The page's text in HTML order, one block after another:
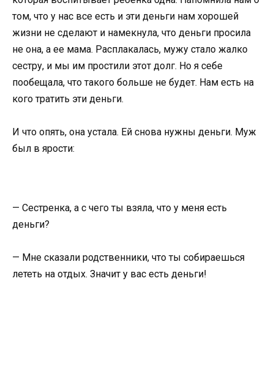
том, что у нас все есть и эти деньги нам хорошей
жизни не сделают и намекнула, что деньги просила
не она, а ее мама. Расплакалась, мужу стало жалко
сестру, и мы им простили этот долг. Но я себе
пообещала, что такого больше не будет. Нам есть на
кого тратить эти деньги.
И что опять, она устала. Ей снова нужны деньги. Муж
был в ярости:
— Сестренка, а с чего ты взяла, что у меня есть
деньги?
— Мне сказали родственники, что ты собираешься
лететь на отдых. Значит у вас есть деньги!